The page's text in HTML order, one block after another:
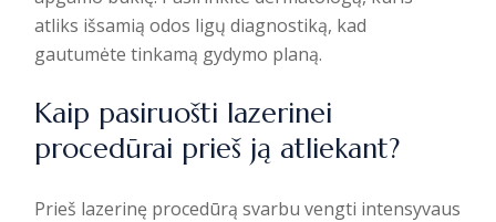
atliks išsamią odos ligų diagnostiką, kad
gautumėte tinkamą gydymo planą.
Kaip pasiruošti lazerinei
procedūrai prieš ją atliekant?
Prieš lazerinę procedūrą svarbu vengti intensyvaus